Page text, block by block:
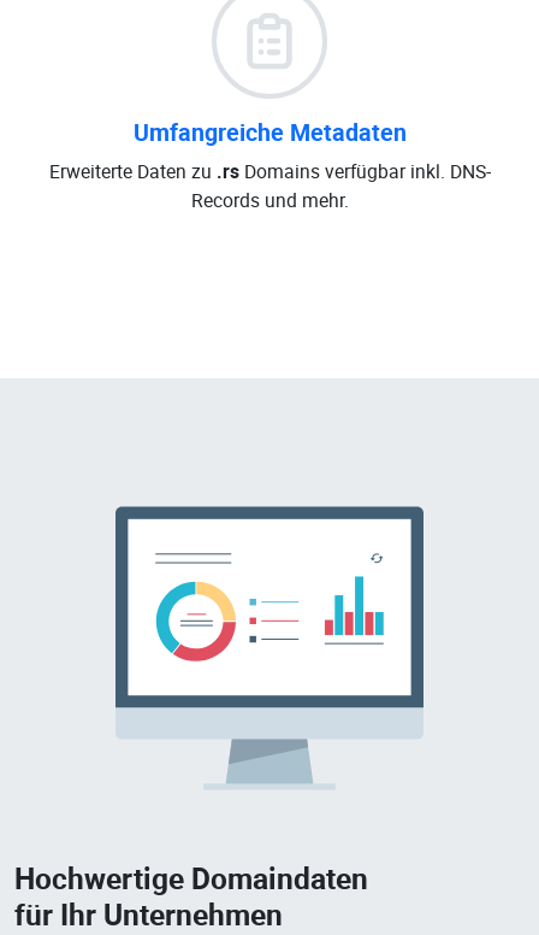
Umfangreiche Metadaten
Erweiterte Daten zu .rsDomains verfügbar inkl. DNS-
Records und mehr.
Hochwertige Domaindaten
für Ihr Unternehmen